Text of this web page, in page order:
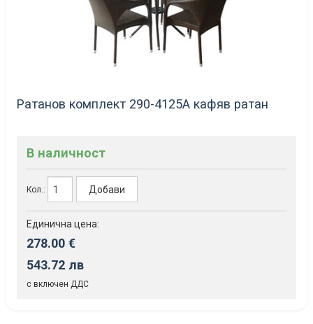
Ратанов комплект 290-4125А кафяв ратан
В наличност
Кол.: Добави
Единична цена:
278.00 €
543.72 лв
с включен ДДС